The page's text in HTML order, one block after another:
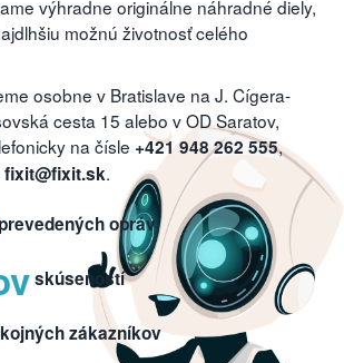
výhradne originálne náhradné diely,
možnú životnosť celého
osobne v Bratislave na J. Cígera-
cesta 15 alebo v OD Saratov,
na čísle +421 948 262 555,
fixit@fixit.sk.
opráv
skúseností
zákazníkov